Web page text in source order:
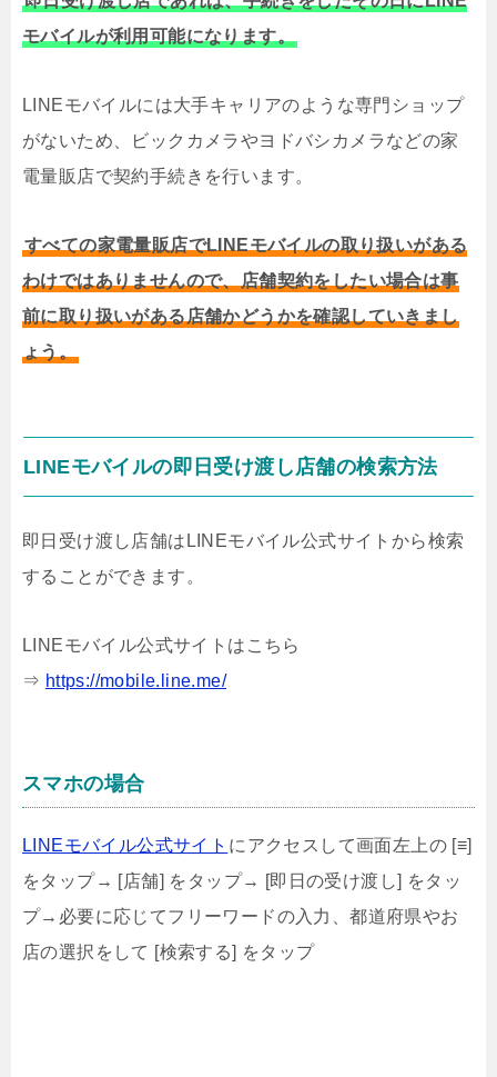
モバイルが利用可能になります。
LINEモバイルには大手キャリアのような専門ショップ
がないため、ビックカメラやヨドバシカメラなどの家
電量販店で契約手続きを行います。
すべての家電量販店でLINEモバイルの取り扱いがある
わけではありませんので、店舗契約をしたい場合は事
前に取り扱いがある店舗かどうかを確認していきまし
ょう。
LINEモバイルの即日受け渡し店舗の検索方法
即日受け渡し店舗はLINEモバイル公式サイトから検索
することができます。
LINEモバイル公式サイトはこちら
⇒ https://mobile.line.me/
スマホの場合
LINEモバイル公式サイト にアクセスして画面左上の [≡]
をタップ→ [店舗] をタップ→ [即日の受け渡し] をタッ
プ→必要に応じてフリーワードの入力、都道府県やお
店の選択をして [検索する] をタップ